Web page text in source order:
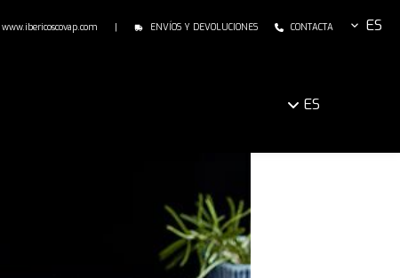
www.ibericoscovap.com | ENVÍOS Y DEVOLUCIONES CONTACTA ES
ES